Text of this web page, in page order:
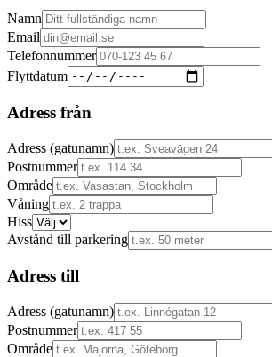
Namn
Email
Telefonnummer
Flyttdatum
Adress från
Adress (gatunamn)
Postnummer
Område
Våning
Hiss
Avstånd till parkering
Adress till
Adress (gatunamn)
Postnummer
Område